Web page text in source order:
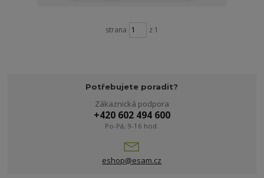
strana z 1
Potřebujete poradit?
Zákaznická podpora
+420 602 494 600
Po-Pá, 9-16 hod.
eshop@esam.cz